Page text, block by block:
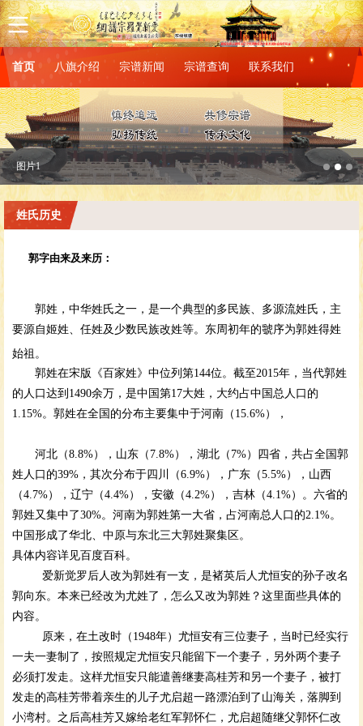
首页 八旗介绍 宗谱新闻 宗谱查询 联系我们
图片1
姓氏历史
郭字由来及来历：
郭姓，中华姓氏之一，是一个典型的多民族、多源流姓氏，主
要源自姬姓、任姓及少数民族改姓等。东周初年的虢序为郭姓得姓
始祖。
郭姓在宋版《百家姓》中位列第144位。截至2015年，当代郭姓
的人口达到1490余万，是中国第17大姓，大约占中国总人口的
1.15%。郭姓在全国的分布主要集中于河南（15.6%），
河北（8.8%），山东（ 7.8%），湖北（ 7%）四省，共占全国郭
姓人口的39% ，其次分布于四川（6.9%），广东（5.5%），山西
（4.7%），辽宁（4.4%），安徽（4.2%），吉林（4.1%）。六省的
郭姓又集中了30%。河南为郭姓第一大省，占河南总人口的2.1%。
中国形成了华北、中原与东北三大郭姓聚集区。
具体内容详见百度百科。
爱新觉罗后人改为郭姓有一支，是褚英后人尤恒安的孙子改名
郭向东。本来已经改为尤姓了，怎么又改为郭姓？这里面些具体的
内容。
原来，在土改时（ 1948年）尤恒安有三位妻子，当时已经实行
一夫一妻制了，按照规定尤恒安只能留下一个妻子，另外两个妻子
必须打发走。这样尤恒安只能遣善继妻高桂芳和另一个妻子，被打
发走的高桂芳带着亲生的儿子尤启超一路漂泊到了山海关，落脚到
小湾村。之后高桂芳又嫁给老红军郭怀仁，尤启超随继父郭怀仁改